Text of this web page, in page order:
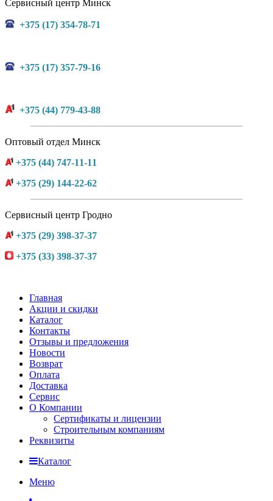
Сервисный центр Минск
+375 (17) 354-78-71
+375 (17) 357-79-16
+375 (44) 779-43-88
Оптовый отдел Минск
+375 (44) 747-11-11
+375 (29) 144-22-62
Сервисный центр Гродно
+375 (29) 398-37-37
+375 (33) 398-37-37
Главная
Акции и скидки
Каталог
Контакты
Отзывы и предложения
Новости
Возврат
Оплата
Доставка
Сервис
О Компании
Сертификаты и лицензии
Строительным компаниям
Реквизиты
Каталог
Меню